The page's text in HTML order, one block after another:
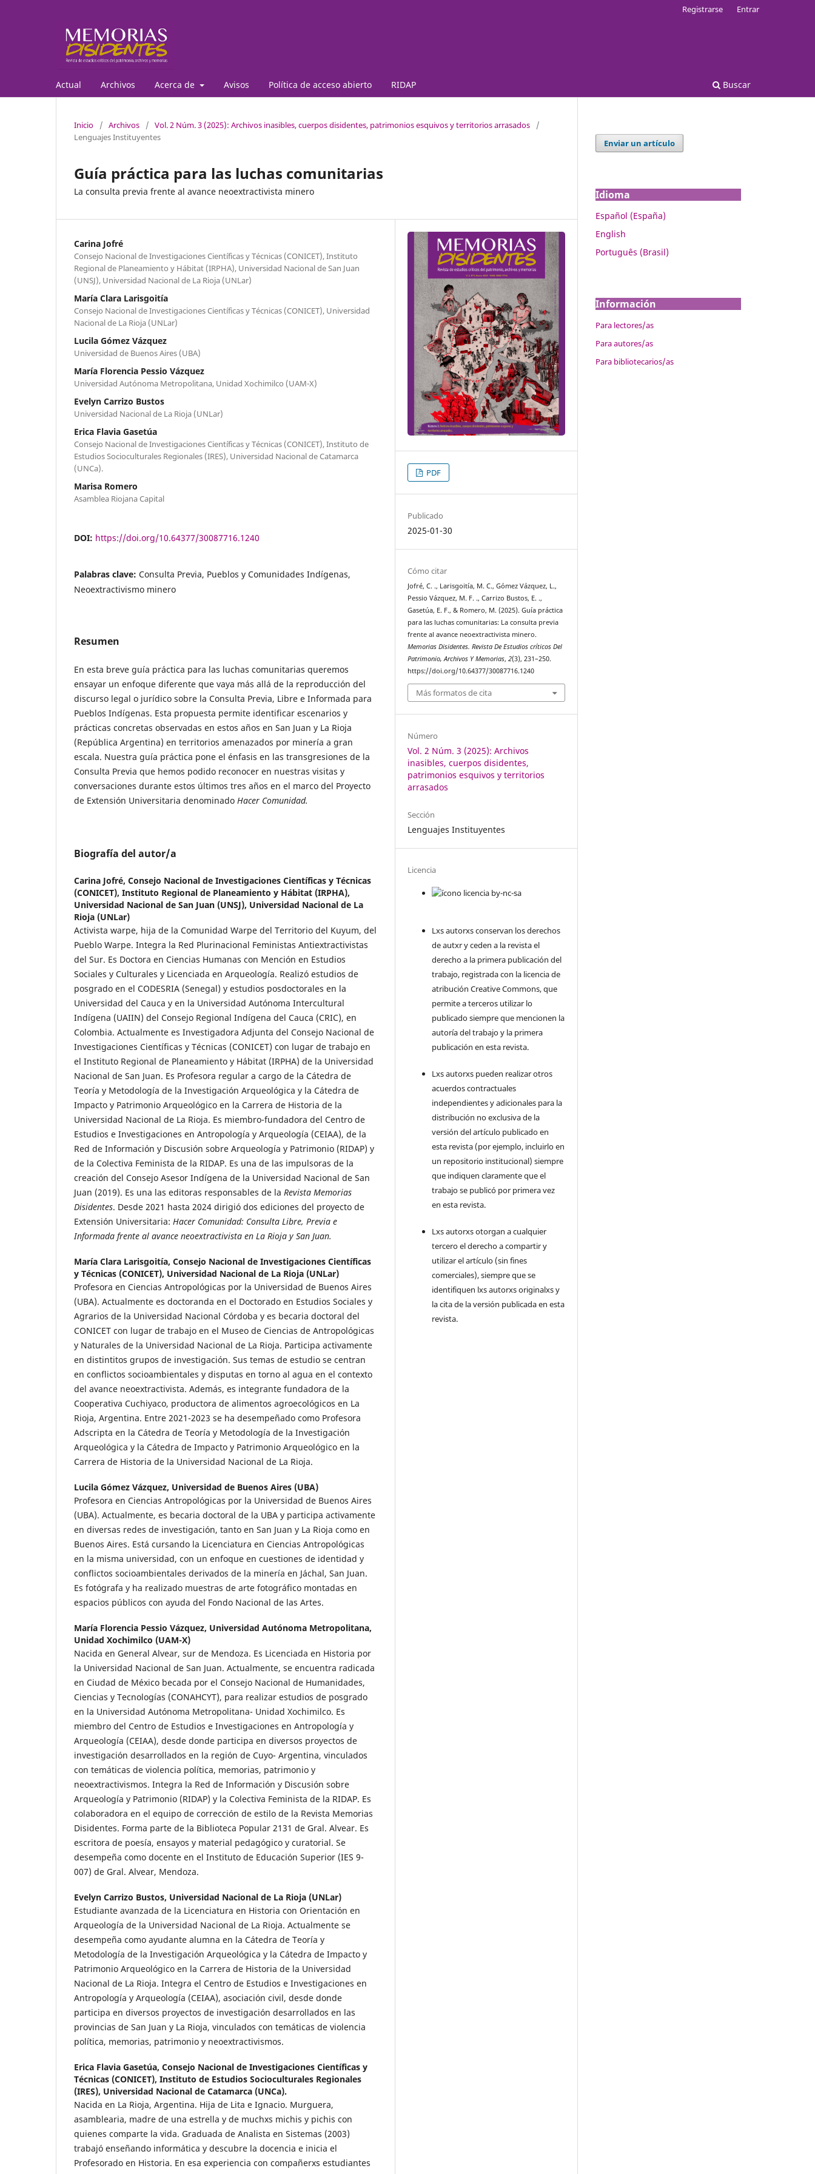
Actual Archivos Acerca de Avisos Política de acceso abierto RIDAP Buscar
Registrarse Entrar
Inicio / Archivos / Vol. 2 Núm. 3 (2025): Archivos inasibles, cuerpos disidentes, patrimonios esquivos y territorios arrasados
/
Lenguajes Instituyentes
Guía práctica para las luchas comunitarias
La consulta previa frente al avance neoextractivista minero
Carina Jofré
Consejo Nacional de Investigaciones Científicas y Técnicas (CONICET), Instituto
Regional de Planeamiento y Hábitat (IRPHA), Universidad Nacional de San Juan
(UNSJ), Universidad Nacional de La Rioja (UNLar)
María Clara Larisgoitía
Consejo Nacional de Investigaciones Científicas y Técnicas (CONICET), Universidad
Nacional de La Rioja (UNLar)
Lucila Gómez Vázquez
Universidad de Buenos Aires (UBA)
María Florencia Pessio Vázquez
Universidad Autónoma Metropolitana, Unidad Xochimilco (UAM-X)
Evelyn Carrizo Bustos
Universidad Nacional de La Rioja (UNLar)
Erica Flavia Gasetúa
Consejo Nacional de Investigaciones Científicas y Técnicas (CONICET), Instituto de
Estudios Socioculturales Regionales (IRES), Universidad Nacional de Catamarca
(UNCa).
Marisa Romero
Asamblea Riojana Capital
DOI: https://doi.org/10.64377/30087716.1240
Palabras clave: Consulta Previa, Pueblos y Comunidades Indígenas,
Neoextractivismo minero
Resumen
En esta breve guía práctica para las luchas comunitarias queremos
ensayar un enfoque diferente que vaya más allá de la reproducción del
discurso legal o jurídico sobre la Consulta Previa, Libre e Informada para
Pueblos Indígenas. Esta propuesta permite identificar escenarios y
prácticas concretas observadas en estos años en San Juan y La Rioja
(República Argentina) en territorios amenazados por minería a gran
escala. Nuestra guía práctica pone el énfasis en las transgresiones de la
Consulta Previa que hemos podido reconocer en nuestras visitas y
conversaciones durante estos últimos tres años en el marco del Proyecto
de Extensión Universitaria denominado Hacer Comunidad.
Biografía del autor/a
Carina Jofré, Consejo Nacional de Investigaciones Científicas y Técnicas
(CONICET), Instituto Regional de Planeamiento y Hábitat (IRPHA),
Universidad Nacional de San Juan (UNSJ), Universidad Nacional de La
Rioja (UNLar)
Activista warpe, hija de la Comunidad Warpe del Territorio del Kuyum, del
Pueblo Warpe. Integra la Red Plurinacional Feministas Antiextractivistas
del Sur. Es Doctora en Ciencias Humanas con Mención en Estudios
Sociales y Culturales y Licenciada en Arqueología. Realizó estudios de
posgrado en el CODESRIA (Senegal) y estudios posdoctorales en la
Universidad del Cauca y en la Universidad Autónoma Intercultural
Indígena (UAIIN) del Consejo Regional Indígena del Cauca (CRIC), en
Colombia. Actualmente es Investigadora Adjunta del Consejo Nacional de
Investigaciones Científicas y Técnicas (CONICET) con lugar de trabajo en
el Instituto Regional de Planeamiento y Hábitat (IRPHA) de la Universidad
Nacional de San Juan. Es Profesora regular a cargo de la Cátedra de
Teoría y Metodología de la Investigación Arqueológica y la Cátedra de
Impacto y Patrimonio Arqueológico en la Carrera de Historia de la
Universidad Nacional de La Rioja. Es miembro-fundadora del Centro de
Estudios e Investigaciones en Antropología y Arqueología (CEIAA), de la
Red de Información y Discusión sobre Arqueología y Patrimonio (RIDAP) y
de la Colectiva Feminista de la RIDAP. Es una de las impulsoras de la
creación del Consejo Asesor Indígena de la Universidad Nacional de San
Juan (2019). Es una las editoras responsables de la Revista Memorias
Disidentes. Desde 2021 hasta 2024 dirigió dos ediciones del proyecto de
Extensión Universitaria: Hacer Comunidad: Consulta Libre, Previa e
Informada frente al avance neoextractivista en La Rioja y San Juan.
María Clara Larisgoitía, Consejo Nacional de Investigaciones Científicas
y Técnicas (CONICET), Universidad Nacional de La Rioja (UNLar)
Profesora en Ciencias Antropológicas por la Universidad de Buenos Aires
(UBA). Actualmente es doctoranda en el Doctorado en Estudios Sociales y
Agrarios de la Universidad Nacional Córdoba y es becaria doctoral del
CONICET con lugar de trabajo en el Museo de Ciencias de Antropológicas
y Naturales de la Universidad Nacional de La Rioja. Participa activamente
en distintitos grupos de investigación. Sus temas de estudio se centran
en conflictos socioambientales y disputas en torno al agua en el contexto
del avance neoextractivista. Además, es integrante fundadora de la
Cooperativa Cuchiyaco, productora de alimentos agroecológicos en La
Rioja, Argentina. Entre 2021-2023 se ha desempeñado como Profesora
Adscripta en la Cátedra de Teoría y Metodología de la Investigación
Arqueológica y la Cátedra de Impacto y Patrimonio Arqueológico en la
Carrera de Historia de la Universidad Nacional de La Rioja.
Lucila Gómez Vázquez, Universidad de Buenos Aires (UBA)
Profesora en Ciencias Antropológicas por la Universidad de Buenos Aires
(UBA). Actualmente, es becaria doctoral de la UBA y participa activamente
en diversas redes de investigación, tanto en San Juan y La Rioja como en
Buenos Aires. Está cursando la Licenciatura en Ciencias Antropológicas
en la misma universidad, con un enfoque en cuestiones de identidad y
conflictos socioambientales derivados de la minería en Jáchal, San Juan.
Es fotógrafa y ha realizado muestras de arte fotográfico montadas en
espacios públicos con ayuda del Fondo Nacional de las Artes.
María Florencia Pessio Vázquez, Universidad Autónoma Metropolitana,
Unidad Xochimilco (UAM-X)
Nacida en General Alvear, sur de Mendoza. Es Licenciada en Historia por
la Universidad Nacional de San Juan. Actualmente, se encuentra radicada
en Ciudad de México becada por el Consejo Nacional de Humanidades,
Ciencias y Tecnologías (CONAHCYT), para realizar estudios de posgrado
en la Universidad Autónoma Metropolitana- Unidad Xochimilco. Es
miembro del Centro de Estudios e Investigaciones en Antropología y
Arqueología (CEIAA), desde donde participa en diversos proyectos de
investigación desarrollados en la región de Cuyo- Argentina, vinculados
con temáticas de violencia política, memorias, patrimonio y
neoextractivismos. Integra la Red de Información y Discusión sobre
Arqueología y Patrimonio (RIDAP) y la Colectiva Feminista de la RIDAP. Es
colaboradora en el equipo de corrección de estilo de la Revista Memorias
Disidentes. Forma parte de la Biblioteca Popular 2131 de Gral. Alvear. Es
escritora de poesía, ensayos y material pedagógico y curatorial. Se
desempeña como docente en el Instituto de Educación Superior (IES 9-
007) de Gral. Alvear, Mendoza.
Evelyn Carrizo Bustos, Universidad Nacional de La Rioja (UNLar)
Estudiante avanzada de la Licenciatura en Historia con Orientación en
Arqueología de la Universidad Nacional de La Rioja. Actualmente se
desempeña como ayudante alumna en la Cátedra de Teoría y
Metodología de la Investigación Arqueológica y la Cátedra de Impacto y
Patrimonio Arqueológico en la Carrera de Historia de la Universidad
Nacional de La Rioja. Integra el Centro de Estudios e Investigaciones en
Antropología y Arqueología (CEIAA), asociación civil, desde donde
participa en diversos proyectos de investigación desarrollados en las
provincias de San Juan y La Rioja, vinculados con temáticas de violencia
política, memorias, patrimonio y neoextractivismos.
Erica Flavia Gasetúa, Consejo Nacional de Investigaciones Científicas y
Técnicas (CONICET), Instituto de Estudios Socioculturales Regionales
(IRES), Universidad Nacional de Catamarca (UNCa).
Nacida en La Rioja, Argentina. Hija de Lita e Ignacio. Murguera,
asamblearia, madre de una estrella y de muchxs michis y pichis con
quienes comparte la vida. Graduada de Analista en Sistemas (2003)
trabajó enseñando informática y descubre la docencia e inicia el
Profesorado en Historia. En esa experiencia con compañerxs estudiantes
PDF
Publicado
2025-01-30
Cómo citar
Jofré, C. ., Larisgoitía, M. C., Gómez Vázquez, L.,
Pessio Vázquez, M. F. ., Carrizo Bustos, E. .,
Gasetúa, E. F., & Romero, M. (2025). Guía práctica
para las luchas comunitarias: La consulta previa
frente al avance neoextractivista minero.
Memorias Disidentes. Revista De Estudios críticos Del
Patrimonio, Archivos Y Memorias,2(3), 231–250.
https://doi.org/10.64377/30087716.1240
Más formatos de cita
Número
Vol. 2 Núm. 3 (2025): Archivos
inasibles, cuerpos disidentes,
patrimonios esquivos y territorios
arrasados
Sección
Lenguajes Instituyentes
Licencia
Lxs autorxs conservan los derechos
de autxr y ceden a la revista el
derecho a la primera publicación del
trabajo, registrada con la licencia de
atribución Creative Commons, que
permite a terceros utilizar lo
publicado siempre que mencionen la
autoría del trabajo y la primera
publicación en esta revista.
Lxs autorxs pueden realizar otros
acuerdos contractuales
independientes y adicionales para la
distribución no exclusiva de la
versión del artículo publicado en
esta revista (por ejemplo, incluirlo en
un repositorio institucional) siempre
que indiquen claramente que el
trabajo se publicó por primera vez
en esta revista.
Lxs autorxs otorgan a cualquier
tercero el derecho a compartir y
utilizar el artículo (sin fines
comerciales), siempre que se
identifiquen lxs autorxs originalxs y
la cita de la versión publicada en esta
revista.
Enviar un artículo
Idioma
Español (España)
English
Português (Brasil)
Información
Para lectores/as
Para autores/as
Para bibliotecarios/as